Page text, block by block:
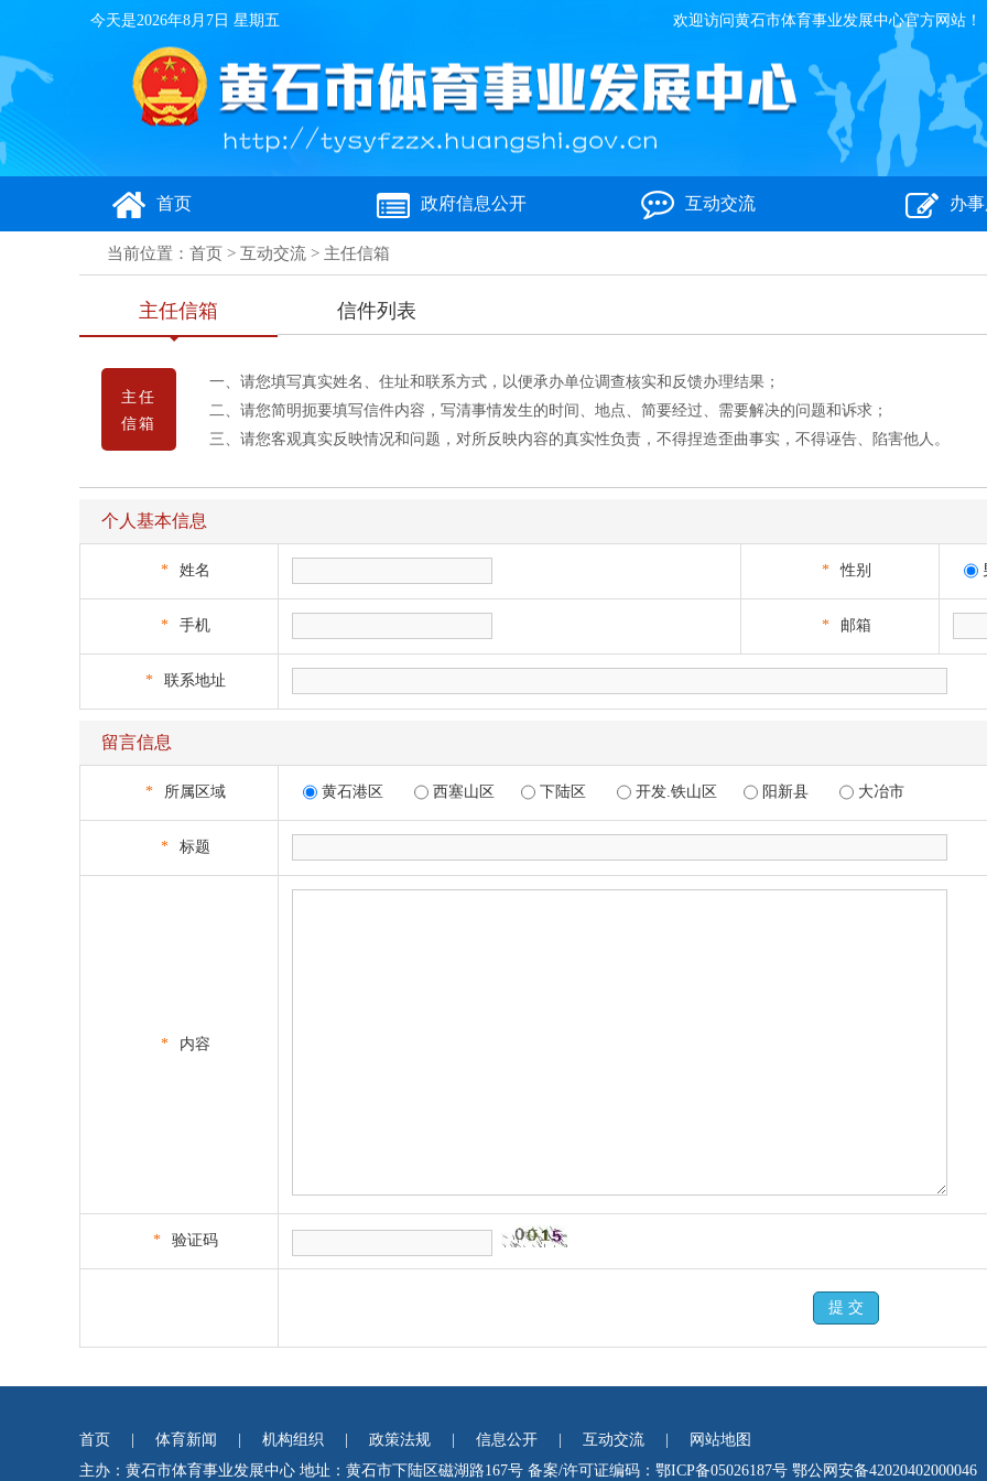
今天是2026年8月7日 星期五
欢迎访问黄石市体育事业发展中心官方网站！
首页 政府信息公开 互动交流 办
当前位置： 首页 > 互动交流 > 主任信箱
主任信箱 信件列表
主任
信箱
一、请您填写真实姓名、住址和联系方式，以便承办单位调查核实和反馈办理结果；
二、请您简明扼要填写信件内容，写清事情发生的时间、地点、简要经过、需要解决的问题和诉求；
三、请您客观真实反映情况和问题，对所反映内容的真实性负责，不得捏造歪曲事实，不得诬告、陷害他人。
个人基本信息
* 姓名 * 性别
* 手机 * 邮箱
* 联系地址
留言信息
* 所属区域 黄石港区 西塞山区 下陆区 开发.铁山区 阳新县 大冶市
* 标题
* 内容
* 验证码
提 交
首页 体育新闻 机构组织 政策法规 信息公开 互动交流
网站地图
主办：黄石市体育事业发展中心 地址：黄石市下陆区磁湖路167号 备案/许可证编码：鄂ICP备05026187号 鄂公网安备42020402000046